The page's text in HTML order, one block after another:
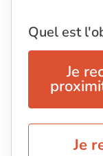
Quel est
Je
Je